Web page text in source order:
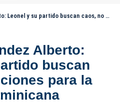
buscan caos, no soluciones para la República Dominicana
Alberto:
buscan
para la